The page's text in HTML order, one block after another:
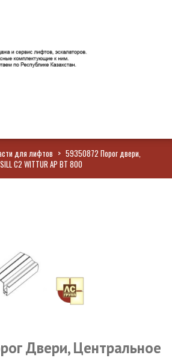
для лифтов > 59350872 Порог двери,
C2 WITTUR AP BT 800
Двери, Центральное